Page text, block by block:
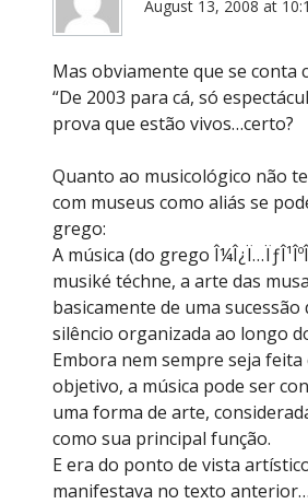
August 13, 2008 at
Mas obviamente que se conta
“De 2003 para cá, só
prova que estão vivos…certo?
Quanto ao musicológico não
com museus como aliás se
grego:
A música (do grego
musiké téchne, a arte das
basicamente de uma sucessão
silêncio organizada ao longo
Embora nem sempre seja feita
objetivo, a música pode ser
uma forma de arte,
como sua principal função.
E era do ponto de vista
manifestava no texto anterior…